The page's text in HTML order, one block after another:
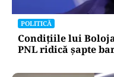
POLITICĂ
Condițiile lui
PNL ridică șapte